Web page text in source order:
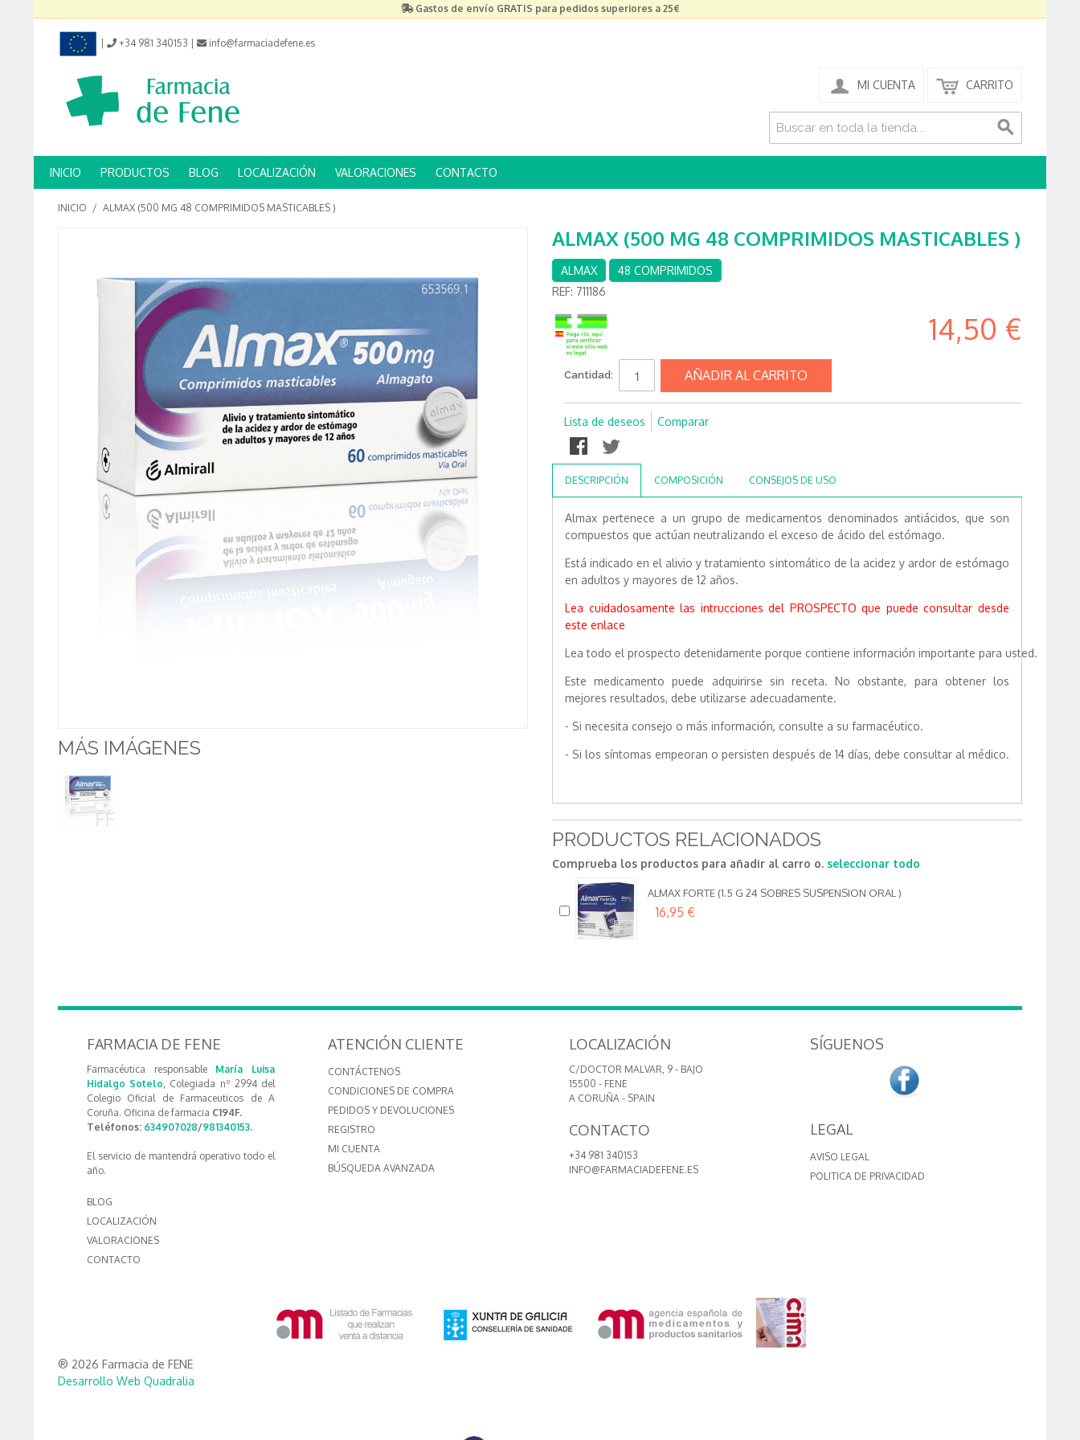
Gastos de envío GRATIS para pedidos superiores a 25€
+34 981 340153 info@farmaciadefene.es
MI CUENTA CARRITO
INICIO PRODUCTOS BLOG LOCALIZACIÓN VALORACIONES CONTACTO
INICIO / ALMAX (500 MG 48 COMPRIMIDOS MASTICABLES )
MÁS IMÁGENES
ALMAX (500 MG 48 COMPRIMIDOS MASTICABLES )
ALMAX
48 COMPRIMIDOS
REF: 711186
14,50 €
Cantidad: AÑADIR AL CARRITO
Lista de deseos Comparar
DESCRIPCIÓN COMPOSICIÓN CONSEJOS DE USO
Almax pertenece a un grupo de medicamentos denominados antiácidos, que son
compuestos que actúan neutralizando el exceso de ácido del estómago.
Está indicado en el alivio y tratamiento sintomático de la acidez y ardor de estómago
en adultos y mayores de 12 años.
Lea cuidadosamente las intrucciones del PROSPECTO que puede consultar desde
este enlace
Lea todo el prospecto detenidamente porque contiene información importante para usted.
Este medicamento puede adquirirse sin receta. No obstante, para obtener los
mejores resultados, debe utilizarse adecuadamente.
- Si necesita consejo o más información, consulte a su farmacéutico.
- Si los síntomas empeoran o persisten después de 14 días, debe consultar al médico.
PRODUCTOS RELACIONADOS
Comprueba los productos para añadir al carro o. seleccionar todo
ALMAX FORTE (1.5 G 24 SOBRES SUSPENSION ORAL )
16,95 €
FARMACIA DE FENE
Farmacéutica responsable María Luisa
Hidalgo Sotelo, Colegiada nº 2994 del
Colegio Oficial de Farmaceuticos de A
Coruña. Oficina de farmacia C194F.
Teléfonos: 634907028/981340153.
El servicio de mantendrá operativo todo el
año.
BLOG
LOCALIZACIÓN
VALORACIONES
CONTACTO
ATENCIÓN CLIENTE
CONTÁCTENOS
CONDICIONES DE COMPRA
PEDIDOS Y DEVOLUCIONES
REGISTRO
MI CUENTA
BÚSQUEDA AVANZADA
LOCALIZACIÓN
C/DOCTOR MALVAR, 9 - BAJO
15500 - FENE
A CORUÑA - SPAIN
CONTACTO
+34 981 340153
INFO@FARMACIADEFENE.ES
SÍGUENOS
LEGAL
AVISO LEGAL
POLITICA DE PRIVACIDAD
® 2026 Farmacia de FENE
Desarrollo Web Quadralia